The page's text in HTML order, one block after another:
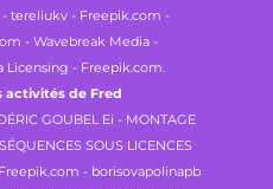
tereliukv - Freepik.com -
- Wavebreak Media -
Licensing - Freepik.com.
de Fred
GOUBEL Ei - MONTAGE
SOUS LICENCES
- borisovapolinapb